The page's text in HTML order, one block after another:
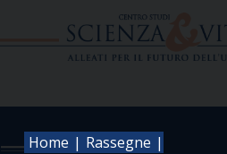
Home | Rassegne |